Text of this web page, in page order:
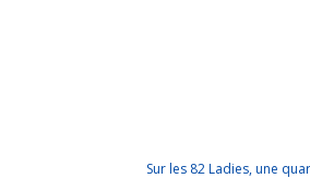
Sur les 82 Ladies, une